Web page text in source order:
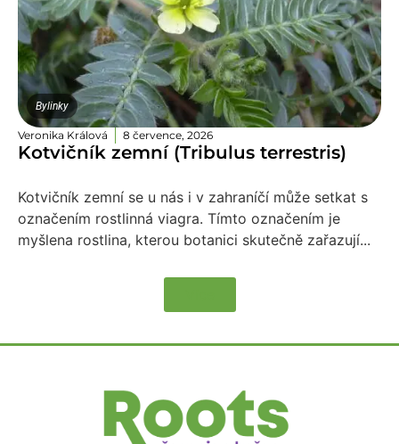
Bylinky
Veronika Králová 8 července, 2026
Kotvičník zemní (Tribulus terrestris)
Kotvičník zemní se u nás i v zahraníčí může setkat s
označením rostlinná viagra. Tímto označením je
myšlena rostlina, kterou botanici skutečně zařazují...